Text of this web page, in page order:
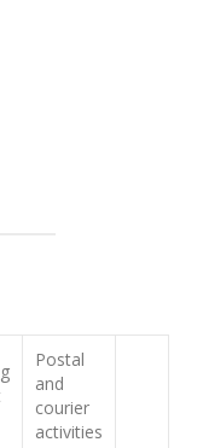
Postal
and
courier
activities